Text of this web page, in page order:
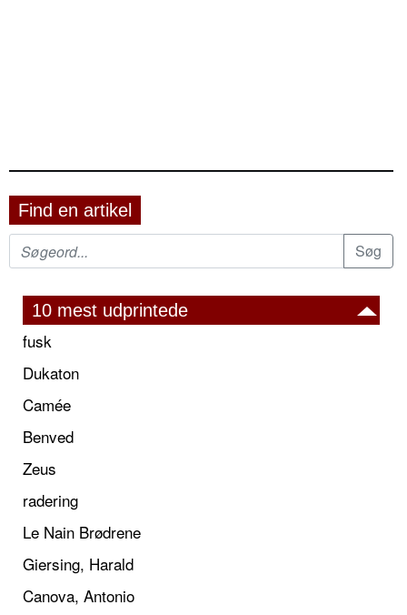
Find en artikel
10 mest udprintede
fusk
Dukaton
Camée
Benved
Zeus
radering
Le Nain Brødrene
Giersing, Harald
Canova, Antonio